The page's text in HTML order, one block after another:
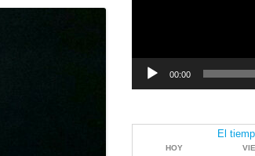
00:00